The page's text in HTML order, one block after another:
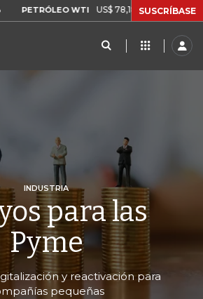
WTI US$ 78,18 US$ 0,17 +0,22%
SUSCRÍBASE
INDUSTRIA
para las
Pyme
y reactivación para
pequeñas